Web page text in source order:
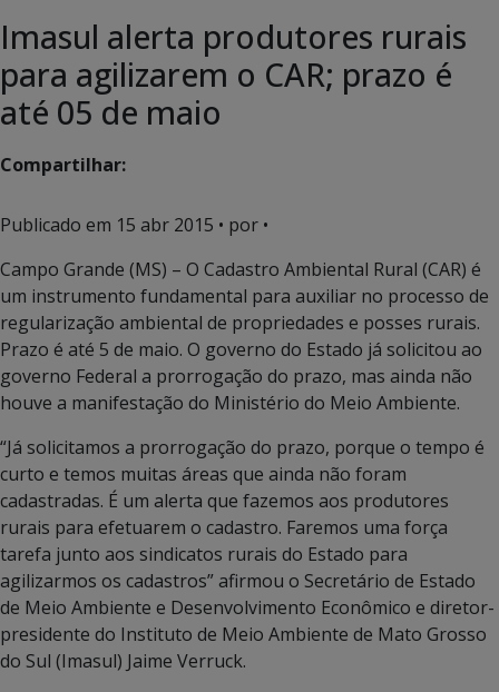
Imasul alerta produtores rurais
para agilizarem o CAR; prazo é
até 05 de maio
Compartilhar:
Publicado em 15 abr 2015 • por •
Campo Grande (MS) – O Cadastro Ambiental Rural (CAR) é
um instrumento fundamental para auxiliar no processo de
regularização ambiental de propriedades e posses rurais.
Prazo é até 5 de maio. O governo do Estado já solicitou ao
governo Federal a prorrogação do prazo, mas ainda não
houve a manifestação do Ministério do Meio Ambiente.
“Já solicitamos a prorrogação do prazo, porque o tempo é
curto e temos muitas áreas que ainda não foram
cadastradas. É um alerta que fazemos aos produtores
rurais para efetuarem o cadastro. Faremos uma força
tarefa junto aos sindicatos rurais do Estado para
agilizarmos os cadastros” afirmou o Secretário de Estado
de Meio Ambiente e Desenvolvimento Econômico e diretor-
presidente do Instituto de Meio Ambiente de Mato Grosso
do Sul (Imasul) Jaime Verruck.